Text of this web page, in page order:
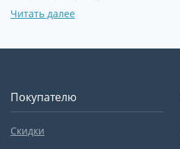
Читать далее
Покупателю
Скидки